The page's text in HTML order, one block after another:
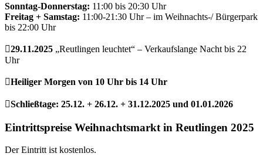
Sonntag-Donnerstag: 11:00 bis 20:30 Uhr
Freitag + Samstag: 11:00-21:30 Uhr – im Weihnachts-/ Bürgerpark
bis 22:00 Uhr
29.11.2025 „Reutlingen leuchtet“ – Verkaufslange Nacht bis 22
Uhr
Heiliger Morgen von 10 Uhr bis 14 Uhr
Schließtage: 25.12. + 26.12. + 31.12.2025 und 01.01.2026
Eintrittspreise Weihnachtsmarkt in Reutlingen 2025
Der Eintritt ist kostenlos.